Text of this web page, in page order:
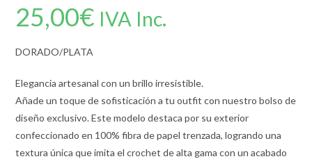
25,00€ IVA Inc.
DORADO/PLATA
Elegancia artesanal con un brillo irresistible.
Añade un toque de sofisticación a tu outfit con nuestro bolso de
diseño exclusivo. Este modelo destaca por su exterior
confeccionado en 100% fibra de papel trenzada, logrando una
textura única que imita el crochet de alta gama con un acabado